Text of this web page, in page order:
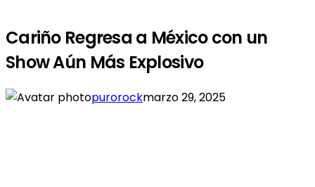
Cariño Regresa a México con un
Show Aún Más Explosivo
purorockmarzo 29, 2025